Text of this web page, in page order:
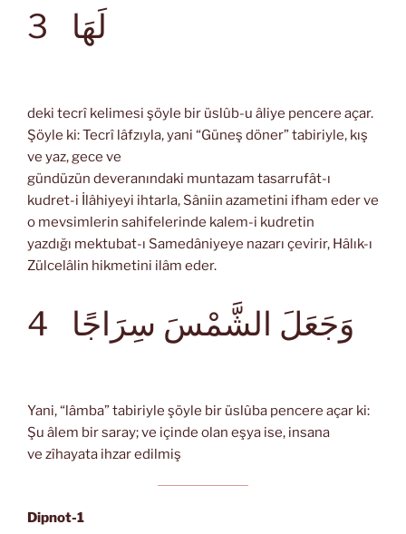
لَهَا
deki tecrî kelimesi şöyle bir üslûb-u âliye pencere açar.
Şöyle ki: Tecrî lâfzıyla, yani “Güneş döner” tabiriyle, kış
ve yaz, gece ve
gündüzün deveranındaki muntazam tasarrufât-ı
kudret-i İlâhiyeyi ihtarla, Sâniin azametini ifham eder ve
o mevsimlerin sahifelerinde kalem-i kudretin
yazdığı mektubat-ı Samedâniyeye nazarı çevirir, Hâlık-ı
Zülcelâlin hikmetini ilâm eder.
وَجَعَلَ الشَّمْسَ سِرَاجًا
Yani, “lâmba” tabiriyle şöyle bir üslûba pencere açar ki:
Şu âlem bir saray; ve içinde olan eşya ise, insana
ve zîhayata ihzar edilmiş
Dipnot-1